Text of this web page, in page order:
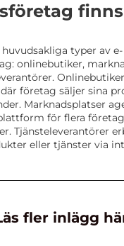
typer av e-
onlinebutiker,
företag säljer sina
Marknadsplatser
för flera
Tjänsteleverantörer
eller tjänster via
fler inlägg